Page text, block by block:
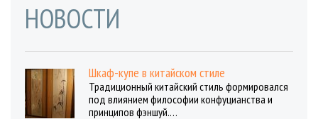
НОВОСТИ
Шкаф-купе в китайском стиле
Традиционный китайский стиль формировался
под влиянием философии конфуцианства и
принципов фэншуй.…